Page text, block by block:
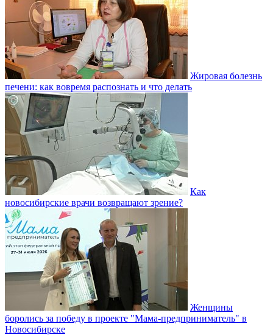
Жировая болезнь
печени: как вовремя распознать и что делать
Как
новосибирские врачи возвращают зрение?
Женщины
боролись за победу в проекте "Мама-предприниматель" в
Новосибирске